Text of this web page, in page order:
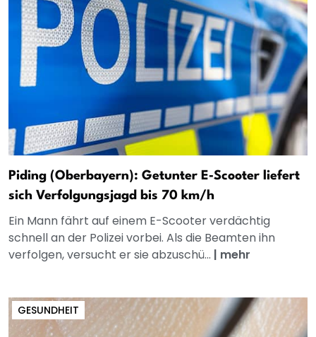
Piding (Oberbayern): Getunter E‑Scooter liefert
sich Verfolgungsjagd bis 70 km/h
Ein Mann fährt auf einem E-Scooter verdächtig
schnell an der Polizei vorbei. Als die Beamten ihn
verfolgen, versucht er sie abzuschü... | mehr
GESUNDHEIT